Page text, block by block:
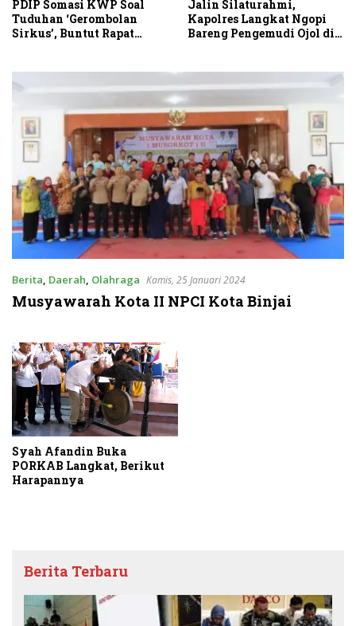
PDIP Somasi KWP Soal
Tuduhan ‘Gerombolan
Sirkus’, Buntut Rapat
Jalin Silaturahmi,
Kapolres Langkat Ngopi
Bareng Pengemudi Ojol di
Berita, Daerah, Olahraga Kamis, 25 Januari 2024
Musyawarah Kota II NPCI Kota Binjai
Syah Afandin Buka
PORKAB Langkat, Berikut
Harapannya
Berita Terbaru